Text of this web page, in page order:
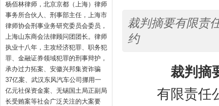
杨佰林律师，北京京都（上海）律师
事务所合伙人、刑事部主任，上海市
律师协会刑事业务研究委员会委员，
上海山东商会法律顾问团团长。律师
执业十八年，主攻经济犯罪、职务犯
罪、金融证券领域犯罪的刑事辩护，
承办过力拓案、安徽兴邦集资诈骗
37亿案、武汉东风汽车公司挪用一
亿元社保资金案、无锡国土局正副局
长受贿案等社会广泛关注的大案要
裁判摘要有限责
约
裁判摘
有限责任公